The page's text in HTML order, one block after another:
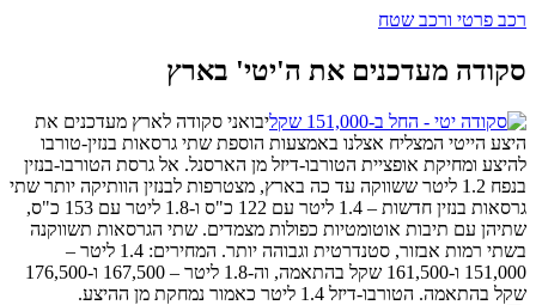
רכב פרטי ורכב שטח
סקודה מעדכנים את ה'יטי' בארץ
יבואני סקודה לארץ מעדכנים את
היצע הייטי המצליח אצלנו באמצעות הוספת שתי גרסאות בנזין-טורבו
להיצע ומחיקת אופציית הטורבו-דיזל מן הארסנל. אל גרסת הטורבו-בנזין
בנפח 1.2 ליטר ששווקה עד כה בארץ, מצטרפות לבנזין הוותיקה יותר שתי
גרסאות בנזין חדשות – 1.4 ליטר עם 122 כ"ס ו-1.8 ליטר עם 153 כ"ס,
שתיהן עם תיבות אוטומטיות כפולות מצמדים. שתי הגרסאות תשווקנה
בשתי רמות אבזור, סטנדרטית וגבוהה יותר. המחירים: 1.4 ליטר –
151,000 ו-161,500 שקל בהתאמה, וה-1.8 ליטר – 167,500 ו-176,500
שקל בהתאמה. הטורבו-דיזל 1.4 ליטר כאמור נמחקת מן ההיצע.